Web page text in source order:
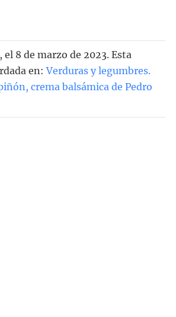
, el 8 de marzo de 2023. Esta
en: Verduras y legumbres.
, crema balsámica de Pedro